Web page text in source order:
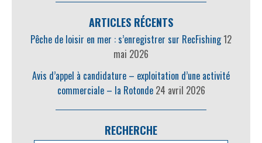
ARTICLES RÉCENTS
Pêche de loisir en mer : s’enregistrer sur RecFishing12
mai 2026
Avis d’appel à candidature – exploitation d’une activité
commerciale – la Rotonde 24 avril 2026
RECHERCHE